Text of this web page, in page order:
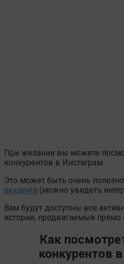
При желании вы можете
конкурентов в Инстаграм.
Это может быть очень
аккаунта (можно увидеть
Вам будут доступны все
истории, продвигаемые прямо
Как
конкурентов